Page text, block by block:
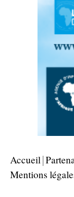
Accueil
Mentions